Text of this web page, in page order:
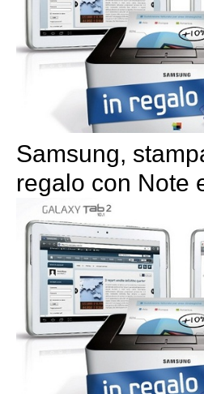
Samsung,
regalo con Note